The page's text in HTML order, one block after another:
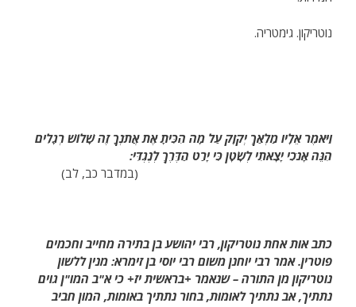
נוטריקון. גימטריה.
וַיֹּאמֶר אֵלָיו מַלְאַךְ יְקֹוָק עַל מָה הִכִּיתָ אֶת אֲתֹנְךָ זֶה שָׁלוֹשׁ רְגָלִים
הִנֵּה אָנֹכִי יָצָאתִי לְשָׂטָן כִּי יָרַט הַדֶּרֶךְ לְנֶגְדִּי:
(במדבר כב, לב)
כתב אות אחת נוטריקון, רבי יהושע בן בתירה מחייב וחכמים
פוטרין. אמר רבי יוחנן משום רבי יוסי בן זימרא: מנין ללשון
נוטריקון מן התורה – שנאמר +בראשית יז+ כי א"ב המו"ן גוים
נתתיך, אב נתתיך לאומות, בחור נתתיך באומות, המון חביב